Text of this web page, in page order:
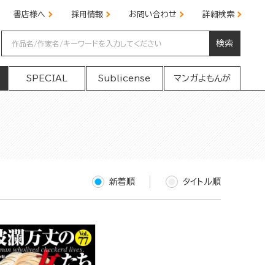
書店様へ 採用情報 お問い合わせ 詳細検索
検索
SPECIAL Sublicense マンガよもんが
新着順 タイトル順